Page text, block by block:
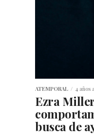
ATEMPORAL 4 años
Ezra
busca de